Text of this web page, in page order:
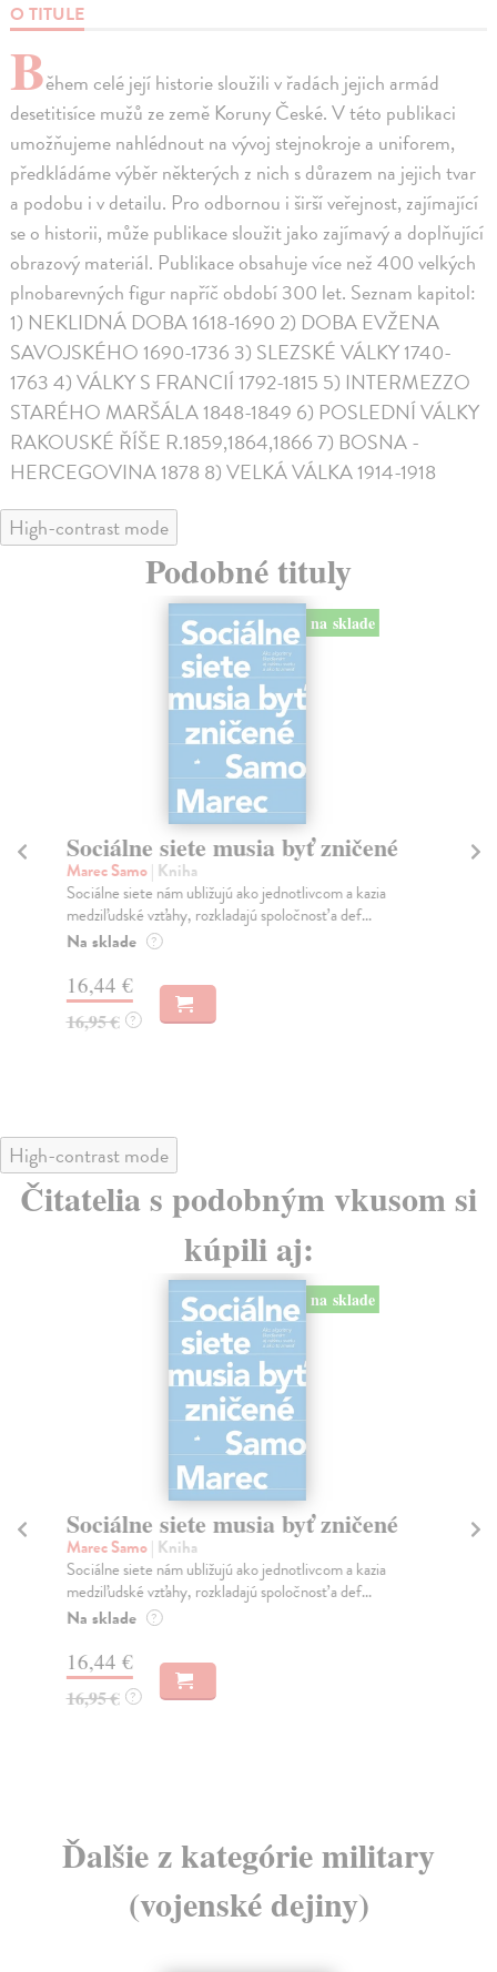
O TITULE
Během celé její historie sloužili v řadách jejich armád
desetitisíce mužů ze země Koruny České. V této publikaci
umožňujeme nahlédnout na vývoj stejnokroje a uniforem,
předkládáme výběr některých z nich s důrazem na jejich tvar
a podobu i v detailu. Pro odbornou i širší veřejnost, zajímající
se o historii, může publikace sloužit jako zajímavý a doplňující
obrazový materiál. Publikace obsahuje více než 400 velkých
plnobarevných figur napříč období 300 let. Seznam kapitol:
1) NEKLIDNÁ DOBA 1618-1690 2) DOBA EVŽENA
SAVOJSKÉHO 1690-1736 3) SLEZSKÉ VÁLKY 1740-
1763 4) VÁLKY S FRANCIÍ 1792-1815 5) INTERMEZZO
STARÉHO MARŠÁLA 1848-1849 6) POSLEDNÍ VÁLKY
RAKOUSKÉ ŘÍŠE R.1859,1864,1866 7) BOSNA -
HERCEGOVINA 1878 8) VELKÁ VÁLKA 1914-1918
High-contrast mode
Podobné tituly
na sklade
Sociálne siete musia byť zničené
Marec Samo| Kniha
Sociálne siete nám ubližujú ako jednotlivcom a kazia
medziľudské vzťahy, rozkladajú spoločnosť a def...
Na sklade ?
16,44 €
16,95 € ?
High-contrast mode
Čitatelia s podobným vkusom si
kúpili aj:
na sklade
Sociálne siete musia byť zničené
Marec Samo| Kniha
Sociálne siete nám ubližujú ako jednotlivcom a kazia
medziľudské vzťahy, rozkladajú spoločnosť a def...
Na sklade ?
16,44 €
16,95 € ?
Ďalšie z kategórie military
(vojenské dejiny)